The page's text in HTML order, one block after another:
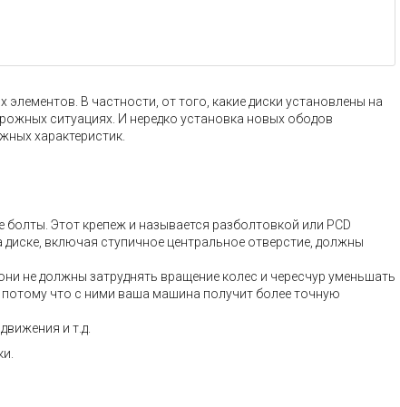
В частности, от того, какие диски установлены на
ситуациях. И нередко установка новых ободов
характеристик.
Этот крепеж и называется разболтовкой или PCD
включая ступичное центральное отверстие, должны
не должны затруднять вращение колес и чересчур уменьшать
потому что с ними ваша машина получит более точную
и т.д.